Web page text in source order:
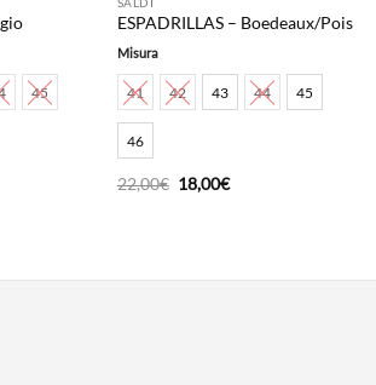
45
ESPADRILLAS – Boedeaux/Pois
Misura
41 42 43 44 45
46
22,00€ Il
prezzo
18,00€Il